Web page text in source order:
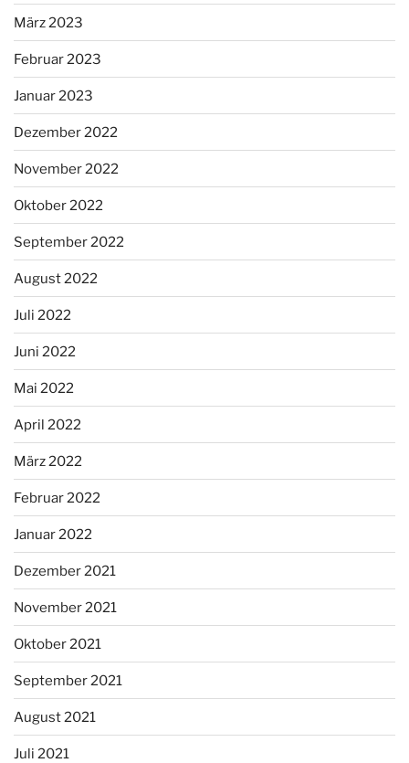
März 2023
Februar 2023
Januar 2023
Dezember 2022
November 2022
Oktober 2022
September 2022
August 2022
Juli 2022
Juni 2022
Mai 2022
April 2022
März 2022
Februar 2022
Januar 2022
Dezember 2021
November 2021
Oktober 2021
September 2021
August 2021
Juli 2021